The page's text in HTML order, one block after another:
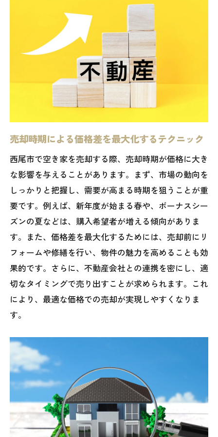
売却時期による価格差を最大化するテクニック
西尾市で空き家を売却する際、売却時期が価格に大き
な影響を与えることがあります。まず、市場の動向を
しっかりと把握し、需要が高まる時期を狙うことが重
要です。例えば、新年度が始まる春や、ボーナスシー
ズンの夏などは、購入希望者が増える傾向がありま
す。また、価格差を最大化するためには、売却前にリ
フォームや修繕を行い、物件の魅力を高めることも効
果的です。さらに、不動産会社との連携を密にし、適
切なタイミングで売り出すことが求められます。これ
により、最適な価格での売却が実現しやすくなりま
す。